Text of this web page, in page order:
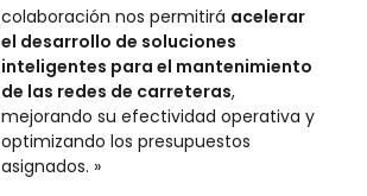
colaboración nos permitirá acelerar
el desarrollo de soluciones
inteligentes para el mantenimiento
de las redes de carreteras,
mejorando su efectividad operativa y
optimizando los presupuestos
asignados. »